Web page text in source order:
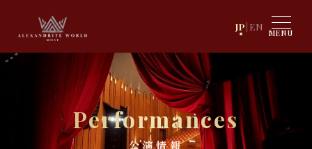
JP| EN
MENU
Performances
公演情報